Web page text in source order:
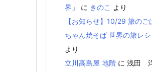
界」
に きのこ より
【お知らせ】10/29 旅の
ちゃん焼そば 世界の旅レ
より
立川高島屋 地階 に 浅田